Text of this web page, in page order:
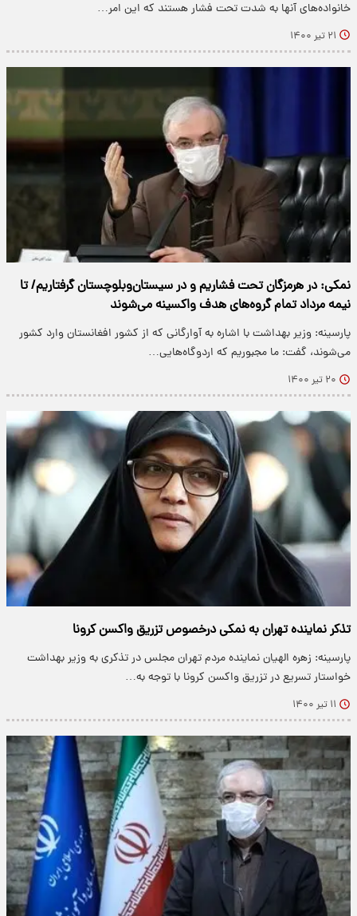
خانواده‌های آنها به شدت تحت فشار هستند که این امر…
۲۱ تیر ۱۴۰۰
نمکی: در هرمزگان تحت فشاریم و در سیستان‌وبلوچستان گرفتاریم/ تا
نیمه مرداد تمام گروه‌های هدف واکسینه می‌شوند
پارسینه: وزیر بهداشت با اشاره به آوارگانی که از کشور افغانستان وارد کشور
می‌شوند، گفت: ما مجبوریم که اردوگاه‌هایی…
۲۰ تیر ۱۴۰۰
تذکر نماینده تهران به نمکی درخصوص تزریق واکسن کرونا
پارسینه: زهره الهیان نماینده مردم تهران مجلس در تذکری به وزیر بهداشت
خواستار تسریع در تزریق واکسن کرونا با توجه به…
۱۱ تیر ۱۴۰۰